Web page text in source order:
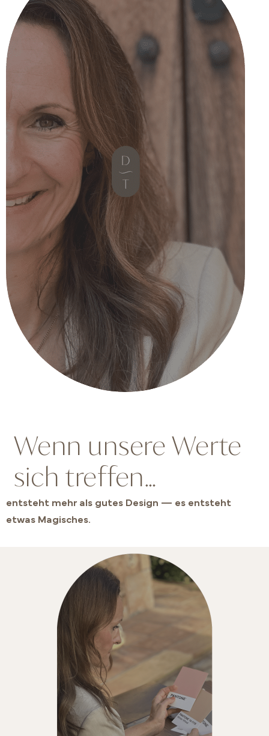
Wenn unsere Werte
sich treffen…
entsteht mehr als gutes Design — es entsteht
etwas Magisches.